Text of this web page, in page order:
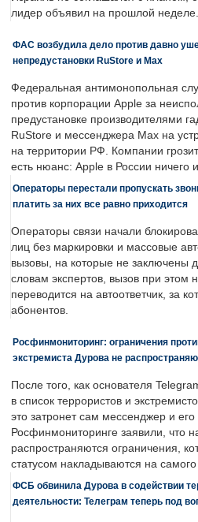
лидер объявил на прошлой неделе.
ФАС возбудила дело против давно
непредустановки RuStore и Max
Федеральная антимонопольная
против корпорации Apple за
предустановке производителями
RuStore и мессенджера Max на
на территории РФ. Компании
есть нюанс: Apple в России ничего
Операторы перестали пропускать
платить за них все равно приходится
Операторы связи начали
лиц без маркировки и массовые
вызовы, на которые не заключены
словам экспертов, вызов при этом
переводится на автоответчик, за
абонентов.
Росфинмониторинг: ограничения
экстремиста Дурова не
После того, как основателя
в список террористов и
это затронет сам мессенджер и
Росфинмониторинге заявили, что
распространяются ограничения,
статусом накладываются на
ФСБ обвинила Дурова в содействии
деятельности: Телеграм теперь под